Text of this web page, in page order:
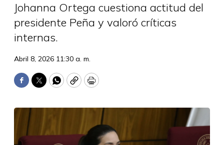
Johanna Ortega cuestiona actitud del
presidente Peña y valoró críticas
internas.
Abril 8, 2026 11:30 a. m.
Facebook
TwitterWhatsApp
CopyPrint